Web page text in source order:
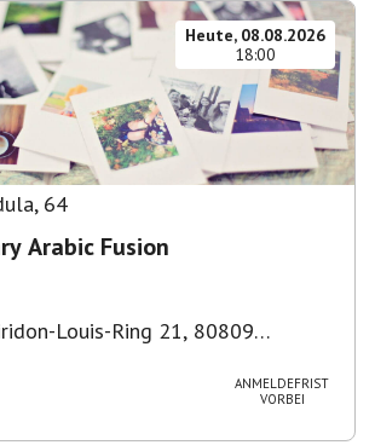
Heute, 08.08.2026
18:00
, 64
Arabic Fusion
Louis-Ring 21, 80809
ANMELDEFRIST
VORBEI